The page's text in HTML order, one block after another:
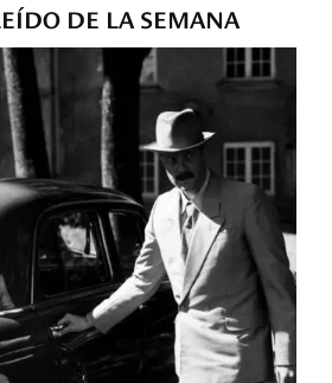
DE LA SEMANA